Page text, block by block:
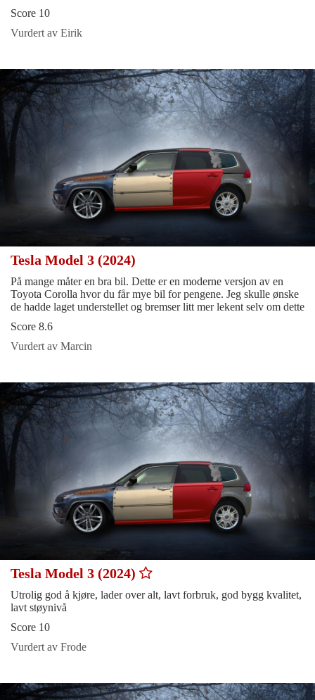
Score 10
Vurdert av Eirik
Tesla Model 3 (2024)
På mange måter en bra bil. Dette er en moderne versjon av en
Toyota Corolla hvor du får mye bil for pengene. Jeg skulle ønske
de hadde laget understellet og bremser litt mer lekent selv om dette
Score 8.6
Vurdert av Marcin
Tesla Model 3 (2024)
Utrolig god å kjøre, lader over alt, lavt forbruk, god bygg kvalitet,
lavt støynivå
Score 10
Vurdert av Frode